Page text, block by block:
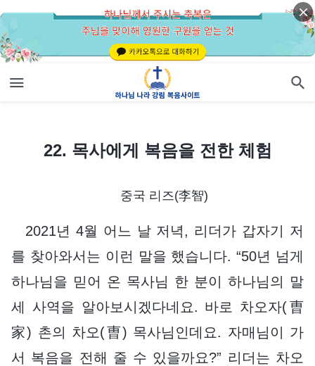
22. 목사에게 복음을 전한 체험
중국 리즈(李智)
2021년 4월 어느 날 저녁, 리더가 갑자기 저
를 찾아와서는 이런 말을 했습니다. “50년 넘게
하나님을 믿어 온 목사님 한 분이 하나님의 말
세 사역을 알아보시겠다네요. 바로 차오자(曺
家) 촌의 차오(曺) 목사님인데요. 자매님이 가
서 복음을 전해 줄 수 있을까요?” 리더는 차오